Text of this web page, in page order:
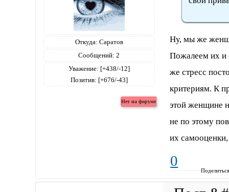
Откуда: Саратов
Сообщений: 2
Уважение: [+438/-12]
Позитив: [+676/-43]
Ну, мы же
Пожалеем их и
же стресс
критериям. К
этой женщине
не по этому
их
0